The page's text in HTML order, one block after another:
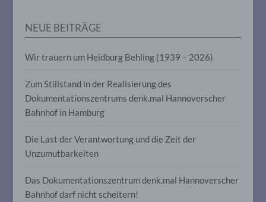
NEUE BEITRÄGE
Wir trauern um Heidburg Behling (1939 – 2026)
Zum Stillstand in der Realisierung des
Dokumentationszentrums denk.mal Hannoverscher
Bahnhof in Hamburg
Die Last der Verantwortung und die Zeit der
Unzumutbarkeiten
Das Dokumentationszentrum denk.mal Hannoverscher
Bahnhof darf nicht scheitern!
Gesundheit, persönlicher Vorlieben,
Interessen, Zuverlässigkeit, Verhalten,
natürlichen Person zu analysieren oder
vorherzusagen.
f) Pseudonymisierung
personenbezogener Daten in einer Weise,
auf welche die personenbezogenen Daten
spezifischen betroffenen Person
zugeordnet werden können, sofern diese